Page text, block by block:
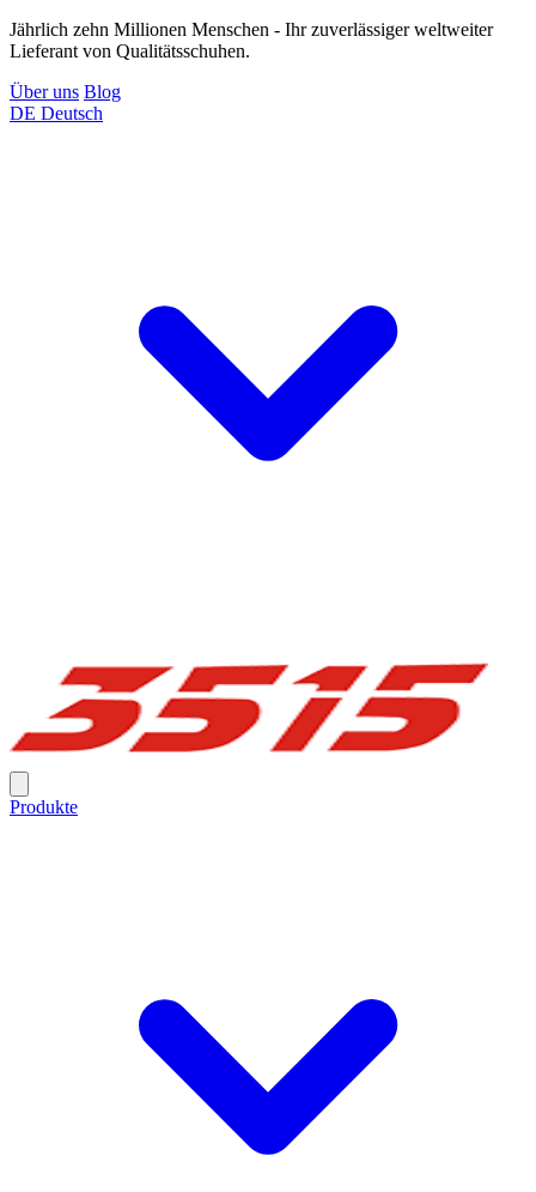
Jährlich zehn Millionen Menschen - Ihr zuverlässiger weltweiter
Lieferant von Qualitätsschuhen.
Über uns Blog
DE Deutsch
Produkte